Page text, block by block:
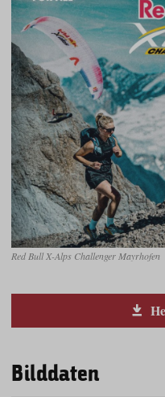
Red Bull X-Alps Challenger Mayrhofen
Bilddaten